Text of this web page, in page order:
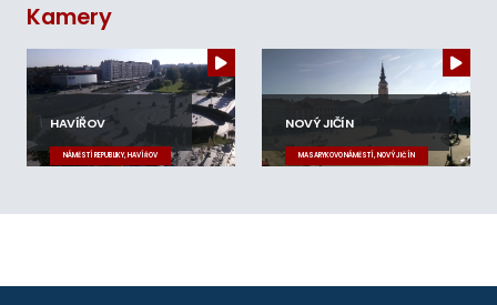
Kamery
HAVÍŘOV
NÁMĚSTÍ REPUBLIKY, HAVÍŘOV
NOVÝ JIČÍN
MASARYKOVO NÁMĚSTÍ, NOVÝ JIČÍN